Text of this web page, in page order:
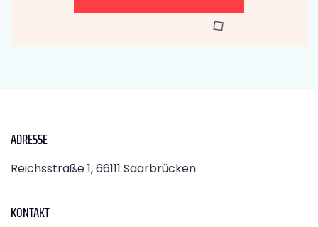
ADRESSE
Reichsstraße 1, 66111 Saarbrücken
KONTAKT